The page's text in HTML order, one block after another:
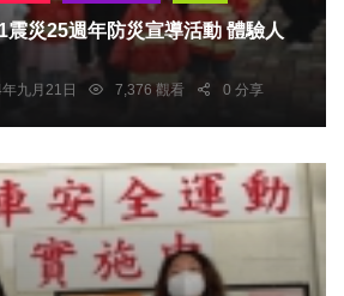
震災25週年防災宣導活動 體驗人
九月21日 7,376 觀看 0 分享